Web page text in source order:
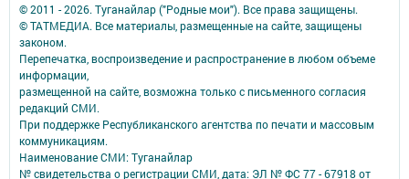
© 2011 - 2026. Туганайлар ("Родные мои"). Все права защищены.
© ТАТМЕДИА. Все материалы, размещенные на сайте, защищены
законом.
Перепечатка, воспроизведение и распространение в любом объеме
информации,
размещенной на сайте, возможна только с письменного согласия
редакций СМИ.
При поддержке Республиканского агентства по печати и массовым
коммуникациям.
Наименование СМИ: Туганайлар
№ свидетельства о регистрации СМИ, дата: ЭЛ № ФС 77 - 67918 от